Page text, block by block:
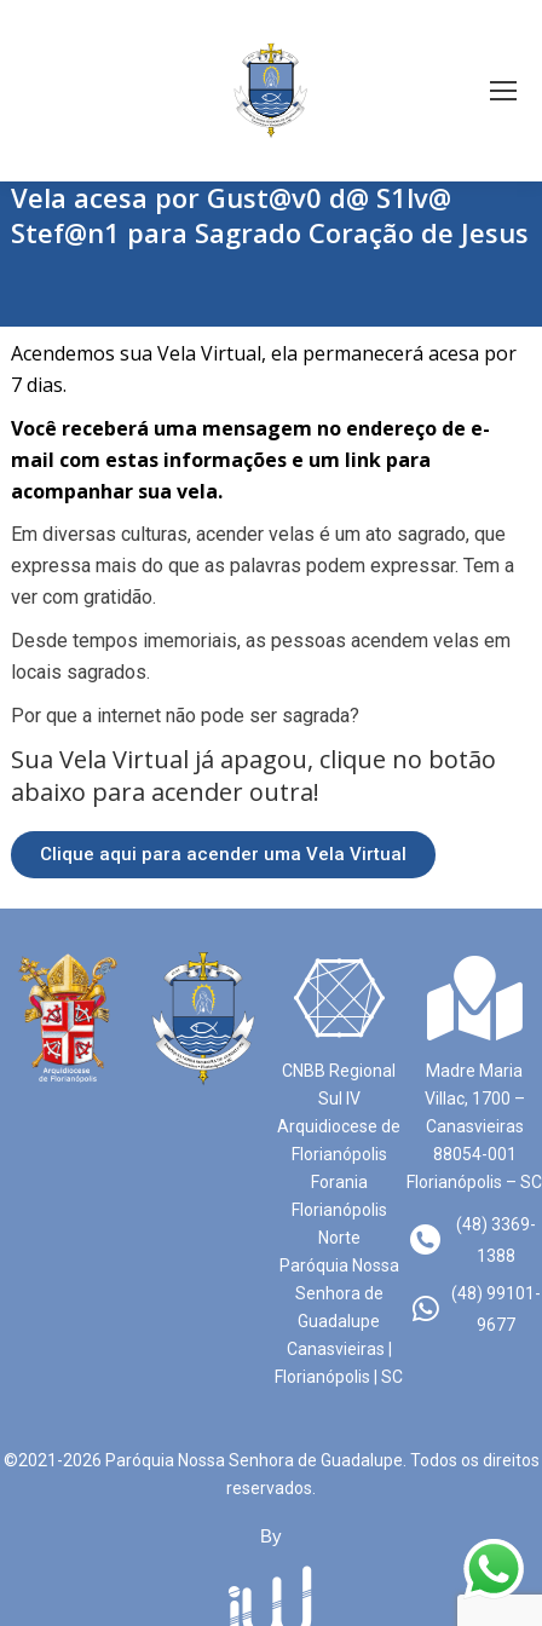
Vela acesa por Gust@v0 d@ S1lv@
Stef@n1 para Sagrado Coração de Jesus
Acendemos sua Vela Virtual, ela permanecerá acesa por
7 dias.
Você receberá uma mensagem no endereço de e-
mail com estas informações e um link para
acompanhar sua vela.
Em diversas culturas, acender velas é um ato sagrado, que
expressa mais do que as palavras podem expressar. Tem a
ver com gratidão.
Desde tempos imemoriais, as pessoas acendem velas em
locais sagrados.
Por que a internet não pode ser sagrada?
Sua Vela Virtual já apagou, clique no botão
abaixo para acender outra!
Clique aqui para acender uma Vela Virtual
CNBB Regional
Sul IV
Arquidiocese de
Florianópolis
Forania
Florianópolis
Norte
Paróquia Nossa
Senhora de
Guadalupe
Canasvieiras |
Florianópolis | SC
Madre Maria
Villac, 1700 –
Canasvieiras
88054-001
Florianópolis – SC
(48) 3369-
1388
(48) 99101-
9677
©2021-2026 Paróquia Nossa Senhora de Guadalupe. Todos os direitos
reservados.
By